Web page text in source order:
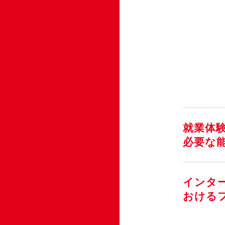
就業体
必要な
インタ
おける